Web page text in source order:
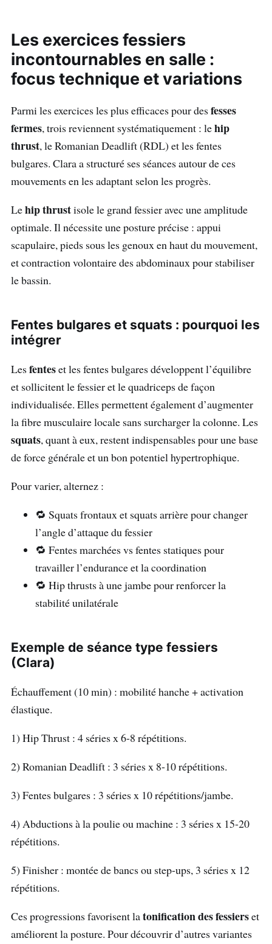
Les exercices fessiers
incontournables en salle :
focus technique et variations
Parmi les exercices les plus efficaces pour desfesses
fermes, trois reviennent systématiquement : lehip
thrust, le Romanian Deadlift (RDL) et les fentes
bulgares. Clara a structuré ses séances autour de ces
mouvements en les adaptant selon les progrès.
Lehip thrustisole le grand fessier avec une amplitude
optimale. Il nécessite une posture précise : appui
scapulaire, pieds sous les genoux en haut du mouvement,
et contraction volontaire des abdominaux pour stabiliser
le bassin.
Fentes bulgares et squats : pourquoi les
intégrer
Lesfenteset les fentes bulgares développent l’équilibre
et sollicitent le fessier et le quadriceps de façon
individualisée. Elles permettent également d’augmenter
la fibre musculaire locale sans surcharger la colonne. Les
squats, quant à eux, restent indispensables pour une base
de force générale et un bon potentiel hypertrophique.
Pour varier, alternez :
🔁 Squats frontaux et squats arrière pour changer
l’angle d’attaque du fessier
🔁 Fentes marchées vs fentes statiques pour
travailler l’endurance et la coordination
🔁 Hip thrusts à une jambe pour renforcer la
stabilité unilatérale
Exemple de séance type fessiers
(Clara)
Échauffement (10 min) : mobilité hanche + activation
élastique.
1) Hip Thrust : 4 séries x 6-8 répétitions.
2) Romanian Deadlift : 3 séries x 8-10 répétitions.
3) Fentes bulgares : 3 séries x 10 répétitions/jambe.
4) Abductions à la poulie ou machine : 3 séries x 15-20
répétitions.
5) Finisher : montée de bancs ou step-ups, 3 séries x 12
répétitions.
Ces progressions favorisent latonification des fessierset
améliorent la posture. Pour découvrir d’autres variantes